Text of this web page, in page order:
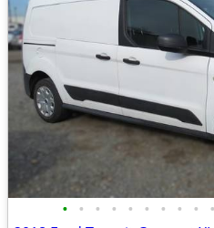
• • • • • • • • • •